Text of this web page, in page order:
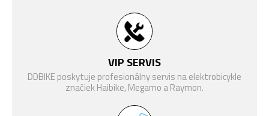
VIP SERVIS
DDBIKE poskytuje profesionálny servis na elektrobicykle
značiek Haibike, Megamo a Raymon.
A-Head Tapered
Selle Bassano Reko R2 E-Šport
SEDLOVKA
Haibike Components The seat
post++, patentný, 31.6mm,
hliník
Tašky, batohy a košíky Fľaše a košíky na fľaše